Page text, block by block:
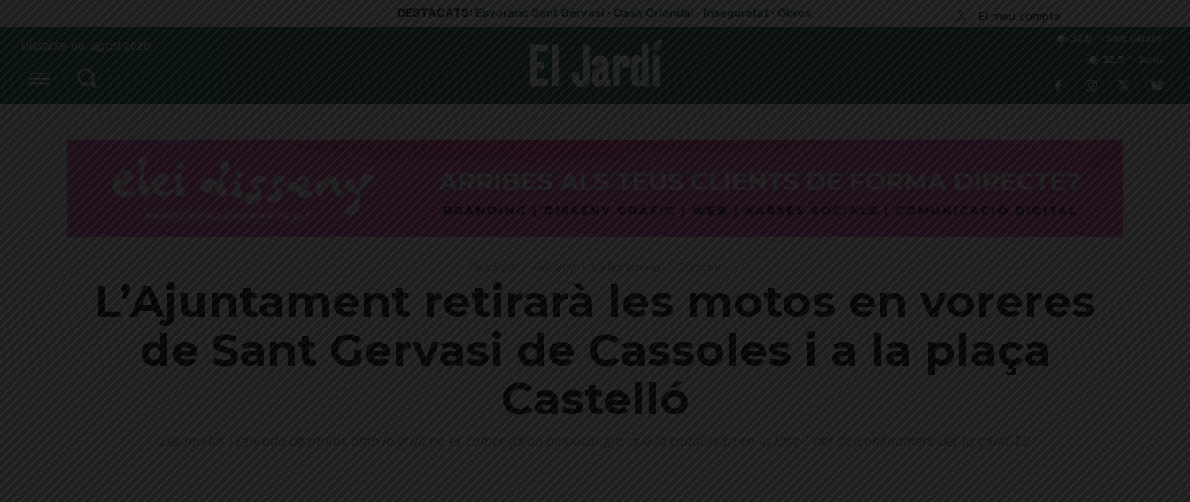
DESTACATS: Esvoranc Sant Gervasi · Casa Orlandai · Inseguretat · Obres El meu compte
Dissabte 08, agost 2026
32.6
Sant Gervasi
32.5
Sarrià
Destacat
L’Ajuntament retirarà les motos en voreres
de Sant Gervasi de Cassoles i a la plaça
Castelló
Les multes i retirada de motos amb la grua no es començaran a aplicar fins que la ciutat entri en la fase 1 del desconfinament per la covid-19